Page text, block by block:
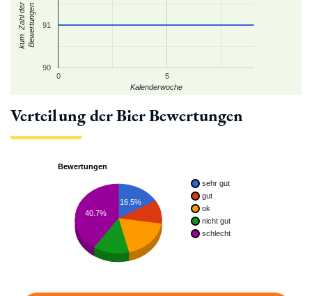
0 5
90
91
Kalenderwoche
kum. Zahl derBewertungen
Verteilung der Bier Bewertungen
Bewertungen
sehr gut
gut
ok
nicht gut
schlecht
16.5%
40.7%